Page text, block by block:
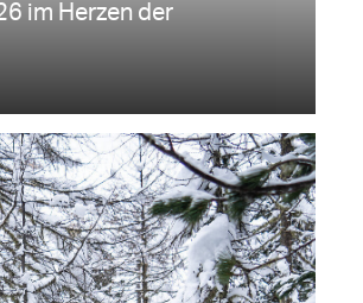
im Herzen der